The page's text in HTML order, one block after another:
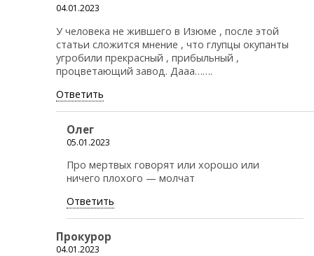
04.01.2023
У человека не жившего в Изюме , после этой
статьи сложится мнение , что глупцы окупанты
угробили прекрасный , прибыльный ,
процветающий завод. Дааа…….
Ответить
Олег
05.01.2023
Про мертвых говорят или хорошо или
ничего плохого — молчат
Ответить
Прокурор
04.01.2023